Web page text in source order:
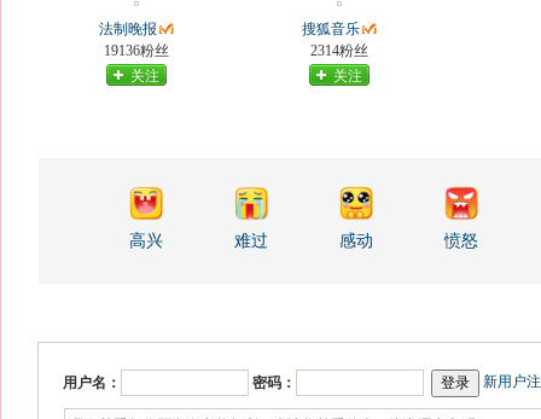
法制晚报
19136粉丝
关注
搜狐音乐
2314粉丝
关注
高兴 难过 感动 愤怒
用户名： 密码： 新用户